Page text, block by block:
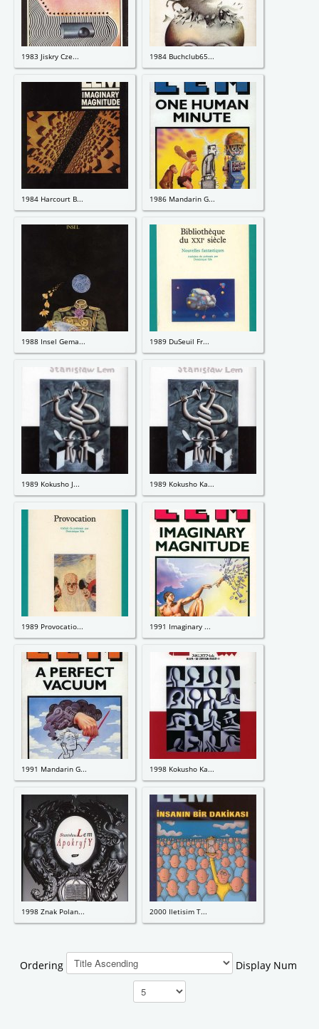
1983 Jiskry Cze... 1984 Buchclub65...
1984 Harcourt B... 1986 Mandarin G...
1988 Insel Gema... 1989 DuSeuil Fr...
1989 Kokusho J... 1989 Kokusho Ka...
1989 Provocatio... 1991 Imaginary ...
1991 Mandarin G... 1998 Kokusho Ka...
1998 Znak Polan... 2000 Iletisim T...
Ordering Display Num